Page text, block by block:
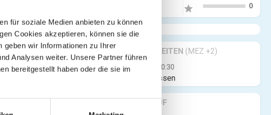
für soziale Medien anbieten zu können
Cookies akzeptieren, können sie die
geben wir Informationen zu Ihrer
Analysen weiter. Unsere Partner führen
bereitgestellt haben oder die sie im
star 0
GESCHÄFTSZEITEN (MEZ +2)
Mo 00:00 - 00:30
Jetzt geschlossen
FINDE UNS AUF
Zutaten
Flora & Rauna